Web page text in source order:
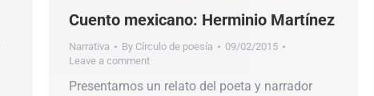
Cuento mexicano: Herminio Martínez
Narrativa By Círculo de poesía
09/02/2015
Leave a comment
Presentamos un relato del poeta y narrador